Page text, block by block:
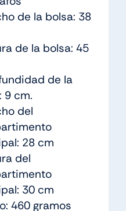
de la bolsa: 38
de la bolsa: 45
de la
9 cm.
del
28 cm
del
30 cm
460 gramos